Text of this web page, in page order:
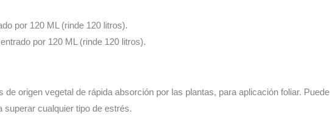
por 120 ML (rinde 120 litros).
por 120 ML (rinde 120 litros).
origen vegetal de rápida absorción por las plantas, para aplicación foliar.
superar cualquier tipo de estrés.